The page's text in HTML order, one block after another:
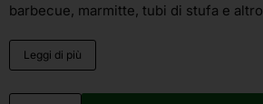
barbecue, marmitte, tubi di stufa e
Leggi di più